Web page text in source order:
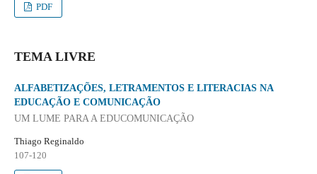
PDF
TEMA LIVRE
ALFABETIZAÇÕES, LETRAMENTOS E LITERACIAS NA
EDUCAÇÃO E COMUNICAÇÃO
UM LUME PARA A EDUCOMUNICAÇÃO
Thiago Reginaldo
107-120